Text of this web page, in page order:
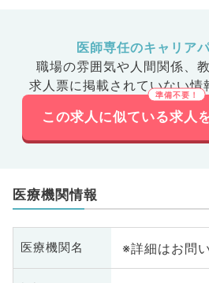
医師専任のキャリア
職場の雰囲気や人間関係、
求人票に掲載されていない情
この求人に似ている求人
医療機関情報
医療機関名 ※詳細はお問